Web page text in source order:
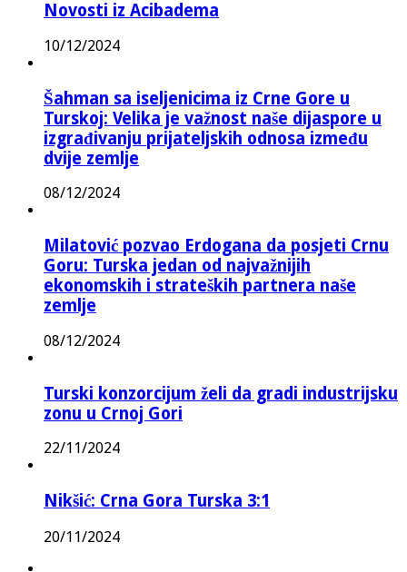
Novosti iz Acibadema
10/12/2024
Šahman sa iseljenicima iz Crne Gore u
Turskoj: Velika je važnost naše dijaspore u
izgrađivanju prijateljskih odnosa između
dvije zemlje
08/12/2024
Milatović pozvao Erdogana da posjeti Crnu
Goru: Turska jedan od najvažnijih
ekonomskih i strateških partnera naše
zemlje
08/12/2024
Turski konzorcijum želi da gradi industrijsku
zonu u Crnoj Gori
22/11/2024
Nikšić: Crna Gora Turska 3:1
20/11/2024